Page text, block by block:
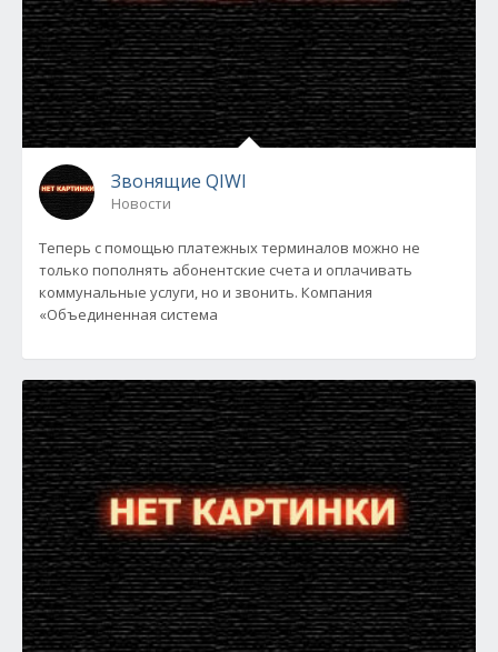
Звонящие QIWI
Новости
Теперь с помощью платежных терминалов можно не
только пополнять абонентские счета и оплачивать
коммунальные услуги, но и звонить. Компания
«Объединенная система